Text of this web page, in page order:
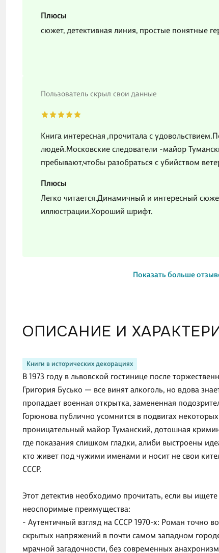
ОПИСАНИЕ И
Книги в исторических декорациях
В 1973 году в львовской гостинице после
Григория Бусько — все винят алкоголь, но вдова
пропадает военная открытка, замененная
Горюнова публично усомнится в подвигах
проницательный майор Туманский, дотошная
где показания слишком гладки, алиби выстроены
кто живет под чужими именами и носит не свои
СССР.
Этот детектив необходимо прочитать, если вы
неоспоримые преимущества:
- Аутентичный взгляд на СССР 1970-х: Роман точно
скрытых напряжений в почти самом западном
мрачной загадочности, без современных
Плюсы
сюжет, детективная линия, простые понятные
Пользователь скрыл свои данные
Книга интересная ,прочитала с
людей.Московские следователи -майор
пребывают,чтобы разобраться с убийством
Плюсы
Легко читается.Динамичный и интересный
иллюстрации.Хороший шрифт.
Показать больше